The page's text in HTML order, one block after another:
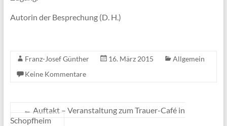
Autorin der Besprechung (D. H.)
Franz-Josef Günther 16. März 2015
Allgemein
Keine Kommentare
← Auftakt – Veranstaltung zum Trauer-Café in
Schopfheim